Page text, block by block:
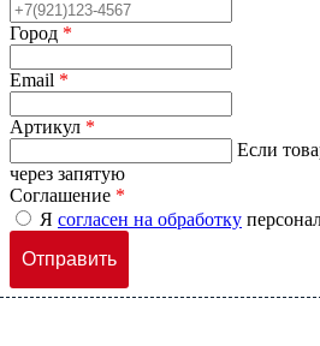
Город *
Email *
Артикул *
Если
через запятую
Соглашение *
Я согласен на обработку